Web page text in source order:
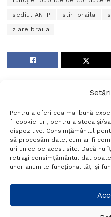
Pentru a oferi cea mai bună
fi cookie-uri, pentru a stoca și/
dispozitive. Consimțământul
să procesăm date, cum ar fi
uri unice pe acest site. Dacă nu
retragi consimțământul dat
unor anumite funcționalități și
sediul ANFP stiri braila
ziare braila
Termeni si conditii
Politica cookies